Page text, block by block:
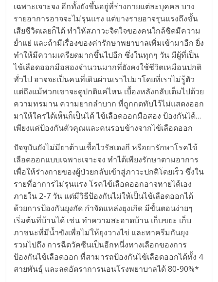
เฉพาะเจาะจง อีกทั้งยังขึ้นอยู่ที่ร่างกายแต่ละบุคคล บาง
รายอาการอาจจะไม่รุนแรง แต่บางรายอาจรุนแรงถึงขั้น
เสียชีวิตเลยก็ได้ ทำให้สภาวะจิตใจของคนใกล้ชิดมีความ
ย่ำแย่ และถ้ามีเรื่องของค่ารักษาพยาบาลเพิ่มเข้ามาอีก ยิ่ง
ทำให้มีความเครียดมากขึ้นไปอีก ซึ่งในทุกๆ วัน มีผู้ที่เป็น
ไข้เลือดออกมือสองจำนวนมากที่ยังคงใช้ชีวิตเหมือนปกติ
ทั่วไป อาจจะเป็นคนที่เดินผ่านเราไปมาโดยที่เราไม่รู้ตัว
แต่ถึงแม้พวกเขาจะดูปกติแค่ไหน เบื้องหลังกลับเต็มไปด้วย
ความทรมาน ความยากลำบาก ที่ถูกกดทับไว้ไม่แสดงออก
มาให้ใครได้เห็นก็เป็นได้ ไข้เลือดออกมือสอง ป้องกันได้…
เพียงแค่ป้องกันตัวคุณและคนรอบข้างจากไข้เลือดออก
ปัจจุบันยังไม่มียาต้านเชื้อไวรัสเดงกี หรือยารักษาโรคไข้
เลือดออกแบบเฉพาะเจาะจง ทำได้เพียงรักษาตามอาการ
เพื่อให้ร่างกายของผู้ป่วยกลับเข้าสู่ภาวะปกติโดยเร็ว ซึ่งใน
รายที่อาการไม่รุนแรง โรคไข้เลือดออกอาจหายได้เอง
ภายใน 2-7 วัน แต่มีวิธีป้องกันไม่ให้เป็นไข้เลือดออกได้
ด้วยการป้องกันยุงกัด กำจัดแหล่งยุงเกิด มีขั้นตอนง่ายๆ
เริ่มต้นที่บ้านได้ เช่น ทำความสะอาดบ้าน เก็บขยะ เก็บ
ภาชนะที่มีน้ำขังเพื่อไม่ให้ยุงวางไข่ และทาครีมกันยุง
รวมไปถึง การฉีดวัคซีนเป็นอีกหนึ่งทางเลือกของการ
ป้องกันไข้เลือดออก ที่สามารถป้องกันไข้เลือดออกได้ทั้ง 4
สายพันธุ์ และลดอัตราการนอนโรงพยาบาลได้ 80-90%*